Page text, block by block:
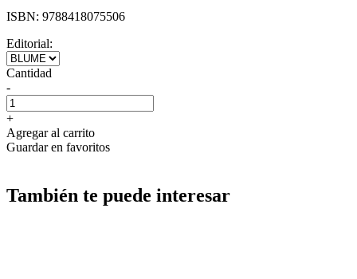
ISBN: 9788418075506
Editorial:
Cantidad
-
+
Agregar al carrito
Guardar en favoritos
También te puede interesar